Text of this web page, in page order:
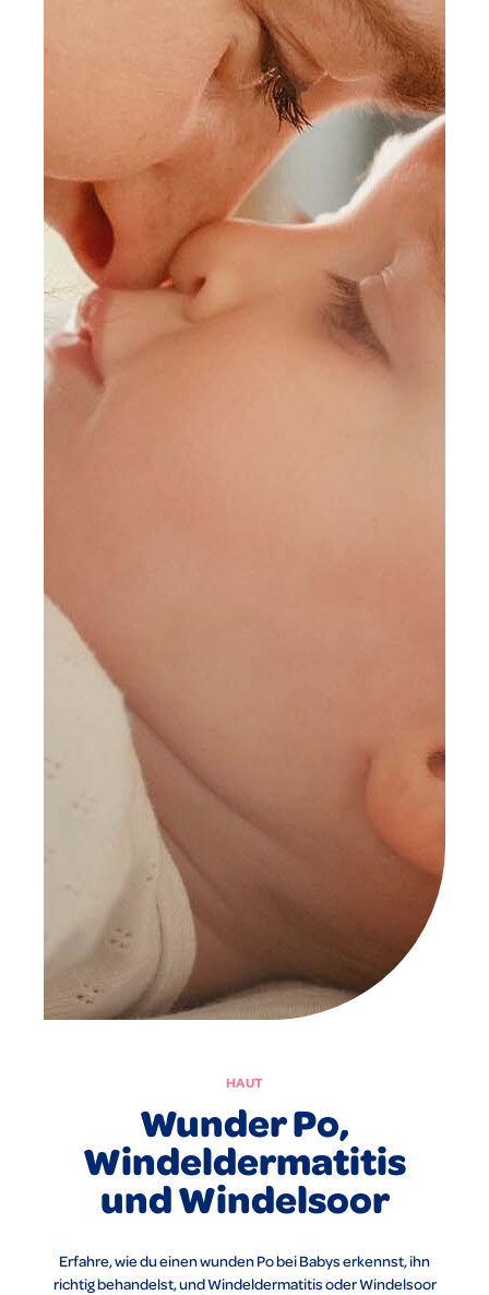
HAUT
Wunder Po,
Windeldermatitis
und Windelsoor
Erfahre, wie du einen wunden Po bei Babys erkennst, ihn
richtig behandelst, und Windeldermatitis oder Windelsoor